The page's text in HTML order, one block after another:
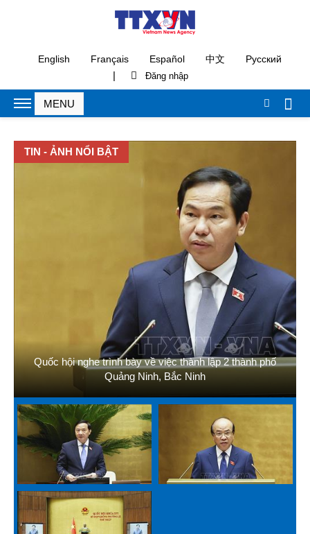
English Français Español 中文 Русский
|
TIN - ẢNH NỔI BẬT
Quốc hội nghe trình bày về việc thành lập 2 thành phố
Quảng Ninh, Bắc Ninh